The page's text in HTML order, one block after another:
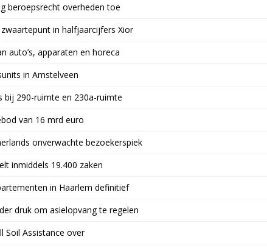
beroepsrecht overheden toe
in halfjaarcijfers Xior
auto’s, apparaten en horeca
in Amstelveen
bij 290-ruimte en 230a-ruimte
van 16 mrd euro
onverwachte bezoekerspiek
inmiddels 19.400 zaken
in Haarlem definitief
druk om asielopvang te regelen
Soil Assistance over